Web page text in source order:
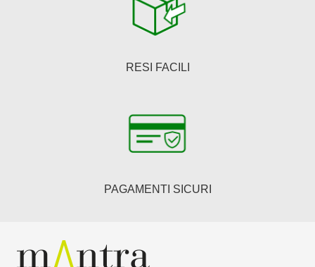
RESI FACILI
PAGAMENTI SICURI